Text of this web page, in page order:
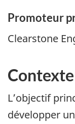
Promoteur
Clearstone
L’objectif
développer